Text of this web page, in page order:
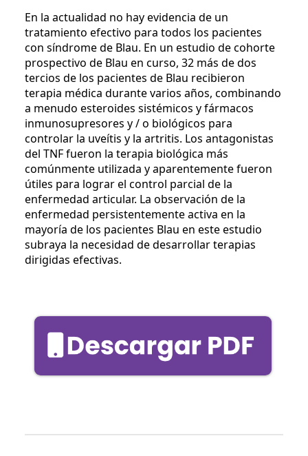
En la actualidad no hay evidencia de un
tratamiento efectivo para todos los pacientes
con síndrome de Blau. En un estudio de cohorte
prospectivo de Blau en curso, 32 más de dos
tercios de los pacientes de Blau recibieron
terapia médica durante varios años, combinando
a menudo esteroides sistémicos y fármacos
inmunosupresores y / o biológicos para
controlar la uveítis y la artritis. Los antagonistas
del TNF fueron la terapia biológica más
comúnmente utilizada y aparentemente fueron
útiles para lograr el control parcial de la
enfermedad articular. La observación de la
enfermedad persistentemente activa en la
mayoría de los pacientes Blau en este estudio
subraya la necesidad de desarrollar terapias
dirigidas efectivas.